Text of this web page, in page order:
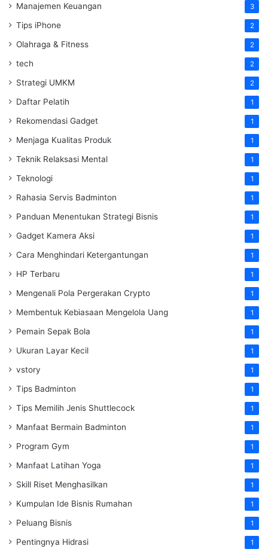
Manajemen Keuangan 3
Tips iPhone 2
Olahraga & Fitness 2
tech 2
Strategi UMKM 2
Daftar Pelatih 1
Rekomendasi Gadget 1
Menjaga Kualitas Produk 1
Teknik Relaksasi Mental 1
Teknologi 1
Rahasia Servis Badminton 1
Panduan Menentukan Strategi Bisnis 1
Gadget Kamera Aksi 1
Cara Menghindari Ketergantungan 1
HP Terbaru 1
Mengenali Pola Pergerakan Crypto 1
Membentuk Kebiasaan Mengelola Uang 1
Pemain Sepak Bola 1
Ukuran Layar Kecil 1
vstory 1
Tips Badminton 1
Tips Memilih Jenis Shuttlecock 1
Manfaat Bermain Badminton 1
Program Gym 1
Manfaat Latihan Yoga 1
Skill Riset Menghasilkan 1
Kumpulan Ide Bisnis Rumahan 1
Peluang Bisnis 1
Pentingnya Hidrasi 1